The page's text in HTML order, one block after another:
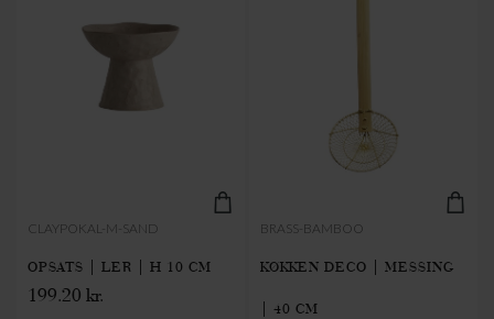
CLAYPOKAL-M-SAND
OPSATS | LER | H 10 CM
199.20 kr.
BRASS-BAMBOO
KØKKEN DECO | MESSING
| 40 CM